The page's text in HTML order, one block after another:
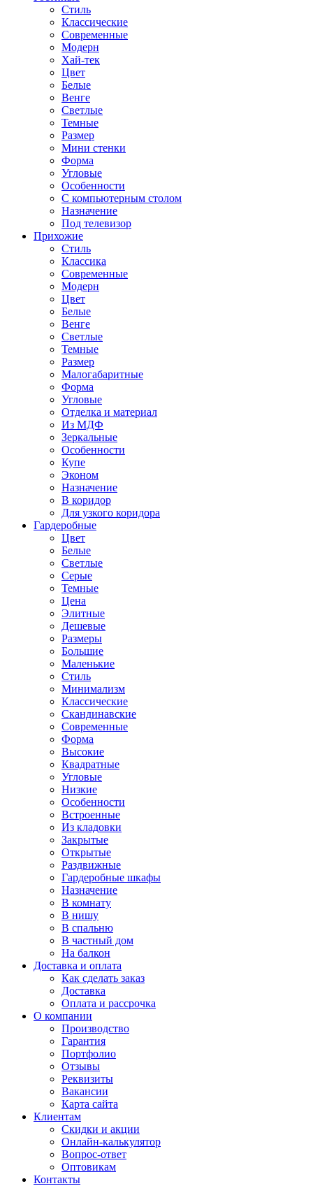
Стиль
Классические
Современные
Модерн
Хай-тек
Цвет
Белые
Венге
Светлые
Темные
Размер
Мини стенки
Форма
Угловые
Особенности
С компьютерным столом
Назначение
Под телевизор
Прихожие
Стиль
Классика
Современные
Модерн
Цвет
Белые
Венге
Светлые
Темные
Размер
Малогабаритные
Форма
Угловые
Отделка и материал
Из МДФ
Зеркальные
Особенности
Купе
Эконом
Назначение
В коридор
Для узкого коридора
Гардеробные
Цвет
Белые
Светлые
Серые
Темные
Цена
Элитные
Дешевые
Размеры
Большие
Маленькие
Стиль
Минимализм
Классические
Скандинавские
Современные
Форма
Высокие
Квадратные
Угловые
Низкие
Особенности
Встроенные
Из кладовки
Закрытые
Открытые
Раздвижные
Гардеробные шкафы
Назначение
В комнату
В нишу
В спальню
В частный дом
На балкон
Доставка и оплата
Как сделать заказ
Доставка
Оплата и рассрочка
О компании
Производство
Гарантия
Портфолио
Отзывы
Реквизиты
Вакансии
Карта сайта
Клиентам
Скидки и акции
Онлайн-калькулятор
Вопрос-ответ
Оптовикам
Контакты